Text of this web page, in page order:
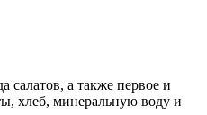
салатов, а также первое и
хлеб, минеральную воду и